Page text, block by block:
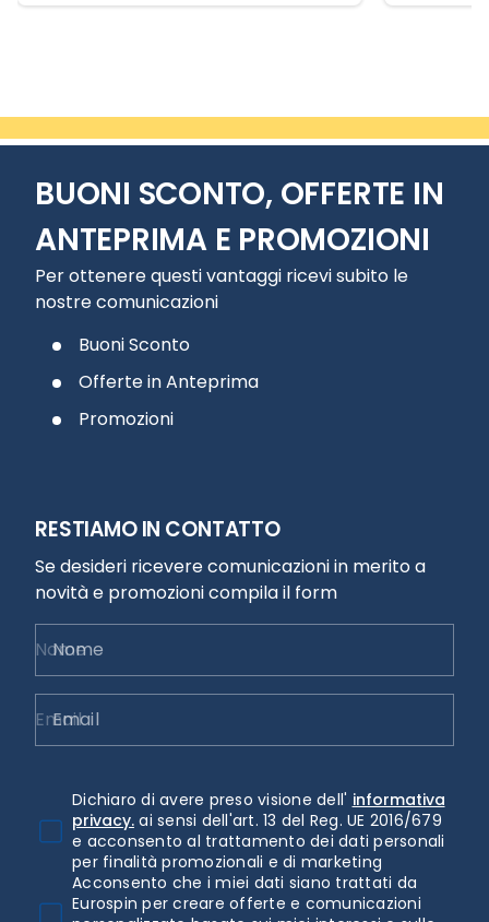
BUONI SCONTO, OFFERTE IN
ANTEPRIMA E PROMOZIONI
Per ottenere questi vantaggi ricevi subito le
nostre comunicazioni
Buoni Sconto
Offerte in Anteprima
Promozioni
RESTIAMO IN CONTATTO
Se desideri ricevere comunicazioni in merito a
novità e promozioni compila il form
Nome
Email
Dichiaro di avere preso visione dell' informativa
privacy. ai sensi dell'art. 13 del Reg. UE 2016/679
e acconsento al trattamento dei dati personali
per finalità promozionali e di marketing
Acconsento che i miei dati siano trattati da
Eurospin per creare offerte e comunicazioni